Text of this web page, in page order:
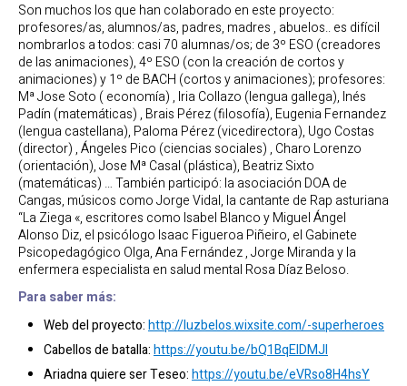
Son muchos los que han colaborado en este proyecto:
profesores/as, alumnos/as, padres, madres , abuelos.. es difícil
nombrarlos a todos: casi 70 alumnas/os; de 3º ESO (creadores
de las animaciones), 4º ESO (con la creación de cortos y
animaciones) y 1º de BACH (cortos y animaciones); profesores:
Mª Jose Soto ( economía) , Iria Collazo (lengua gallega), Inés
Padín (matemáticas) , Brais Pérez (filosofía), Eugenia Fernandez
(lengua castellana), Paloma Pérez (vicedirectora), Ugo Costas
(director) , Ángeles Pico (ciencias sociales) , Charo Lorenzo
(orientación), Jose Mª Casal (plástica), Beatriz Sixto
(matemáticas) … También participó: la asociación DOA de
Cangas, músicos como Jorge Vidal, la cantante de Rap asturiana
“La Ziega «, escritores como Isabel Blanco y Miguel Ángel
Alonso Diz, el psicólogo Isaac Figueroa Piñeiro, el Gabinete
Psicopedagógico Olga, Ana Fernández , Jorge Miranda y la
enfermera especialista en salud mental Rosa Díaz Beloso.
Para saber más:
Web del proyecto:http://luzbelos.wixsite.com/-superheroes
Cabellos de batalla:https://youtu.be/bQ1BqElDMJI
Ariadna quiere ser Teseo:https://youtu.be/eVRso8H4hsY